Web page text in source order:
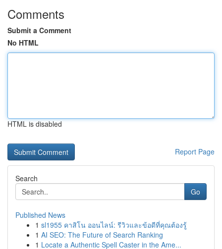
Comments
Submit a Comment
No HTML
HTML is disabled
Report Page
Search
Go
Published News
1 sl1955 คาสิโน ออนไลน์: รีวิวและข้อดีที่คุณต้องรู้
1 AI SEO: The Future of Search Ranking
1 Locate a Authentic Spell Caster in the Ame...